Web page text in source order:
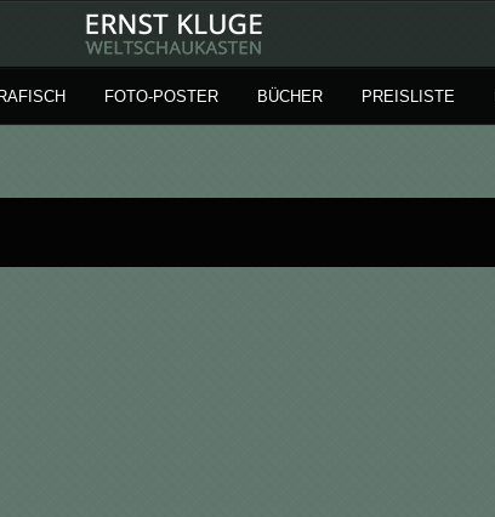
FOTO-POSTER BÜCHER PREISLISTE